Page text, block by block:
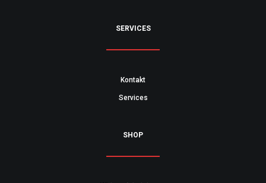
SERVICES
Kontakt
Services
SHOP